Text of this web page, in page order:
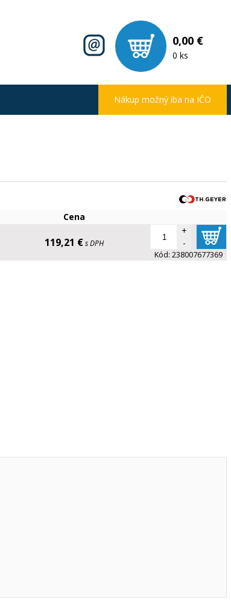
0,00 €
0 ks
Cena
119,21 € s DPH
+
-
Kód: 238007677369
Nákup možný iba na IČO